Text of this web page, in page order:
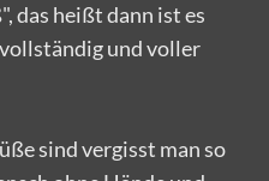
das heißt dann ist es
und voller
sind vergisst man so